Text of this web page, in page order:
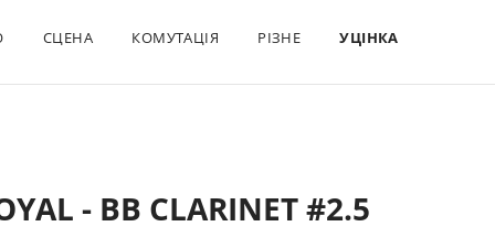
СЦЕНА КОМУТАЦІЯ РІЗНЕ УЦІНКА
- BB CLARINET #2.5